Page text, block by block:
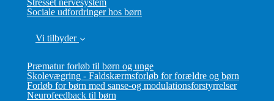
Stresset nervesystem
Sociale udfordringer hos børn
Vi tilbyder
Præmatur forløb til børn og unge
Skolevægring - Faldskærmsforløb for forældre og børn
Forløb for børn med sanse-og modulationsforstyrrelser
Neurofeedback til børn